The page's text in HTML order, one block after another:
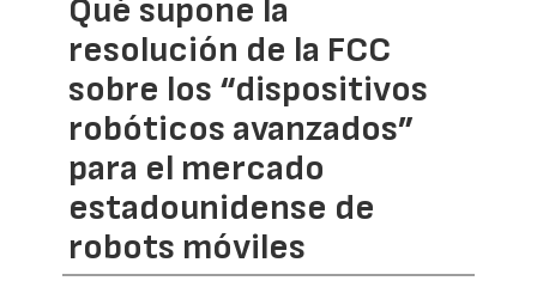
Qué supone la
resolución de la FCC
sobre los “dispositivos
robóticos avanzados”
para el mercado
estadounidense de
robots móviles